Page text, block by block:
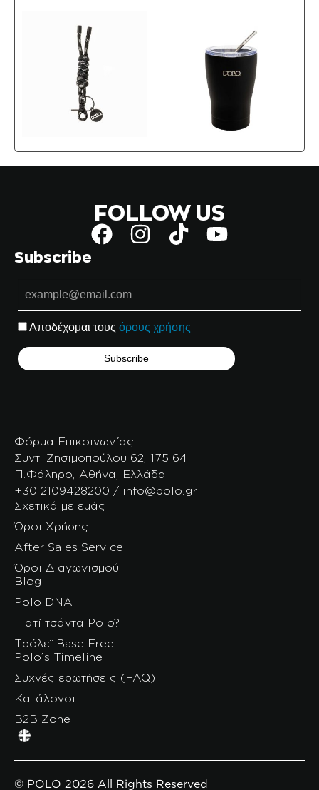
FOLLOW US
Subscribe
Αποδέχομαι τους όρους χρήσης
Φόρμα Επικοινωνίας
Συντ. Ζησιμοπούλου 62, 175 64
Π.Φάληρο, Αθήνα, Ελλάδα
+30 2109428200 / info@polo.gr
Σχετικά με εμάς
Όροι Χρήσης
After Sales Service
Όροι Διαγωνισμού
Blog
Polo DNA
Γιατί τσάντα Polo?
Τρόλεϊ Base Free
Polo’s Timeline
Συχνές ερωτήσεις (FAQ)
Κατάλογοι
B2B Zone
© POLO 2026 All Rights Reserved